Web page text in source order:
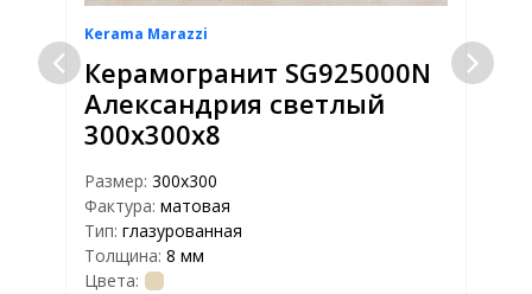
Kerama Marazzi
Керамогранит SG925000N
Александрия светлый
300х300х8
Размер: 300х300
Фактура: матовая
Тип: глазурованная
Толщина: 8 мм
Цвета: